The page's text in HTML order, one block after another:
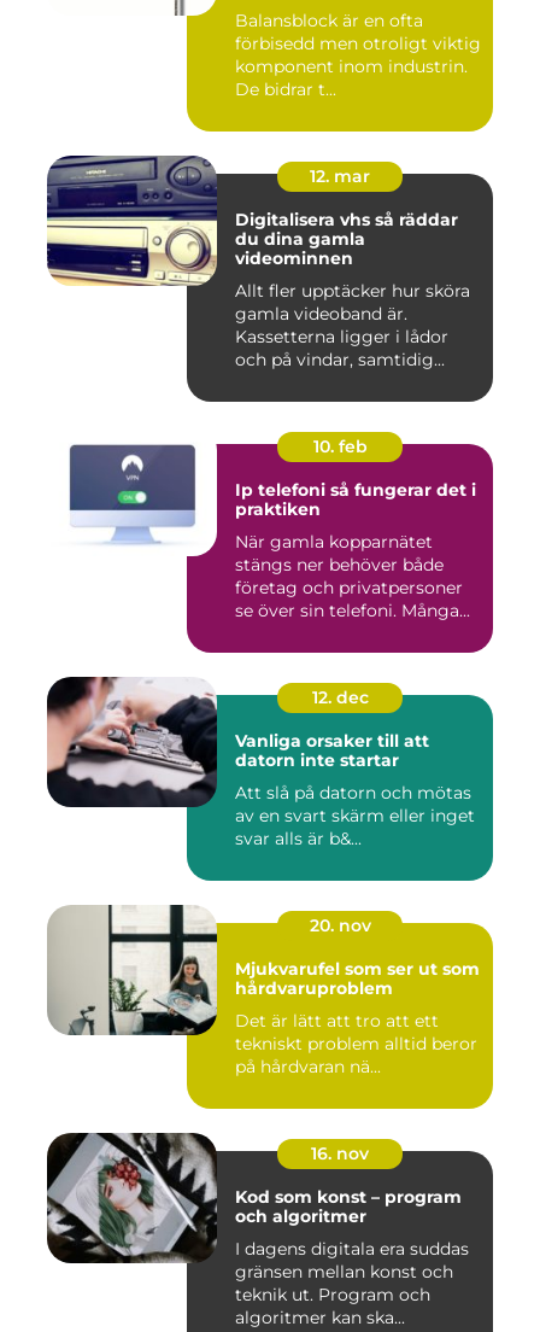
Balansblock är en ofta
förbisedd men otroligt viktig
komponent inom industrin.
De bidrar t...
12. mar
Digitalisera vhs så räddar
du dina gamla
videominnen
Allt fler upptäcker hur sköra
gamla videoband är.
Kassetterna ligger i lådor
och på vindar, samtidig...
10. feb
Ip telefoni så fungerar det i
praktiken
När gamla kopparnätet
stängs ner behöver både
företag och privatpersoner
se över sin telefoni. Många...
12. dec
Vanliga orsaker till att
datorn inte startar
Att slå på datorn och mötas
av en svart skärm eller inget
svar alls är b&...
20. nov
Mjukvarufel som ser ut som
hårdvaruproblem
Det är lätt att tro att ett
tekniskt problem alltid beror
på hårdvaran nä...
16. nov
Kod som konst – program
och algoritmer
I dagens digitala era suddas
gränsen mellan konst och
teknik ut. Program och
algoritmer kan ska...